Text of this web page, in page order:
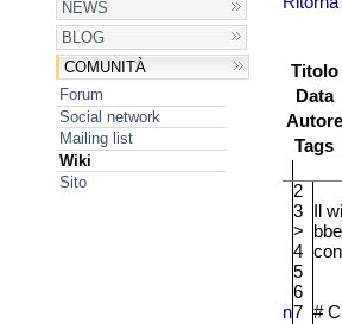
NEWS
BLOG
COMUNITÀ
Forum
Social network
Mailing list
Wiki
Sito
Titolo
Data
Autore
Tags
2
3
Il
>
4
5
6
n7 #